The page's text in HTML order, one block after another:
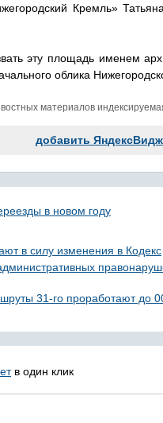
Кремль»
эту площадь именем
облика
материалов
добавить
в новом году
в силу изменения в Кодекс
31-го проработают до
в один клик